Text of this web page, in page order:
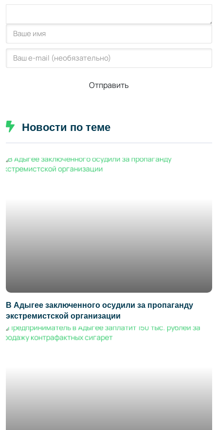
Отправить
Новости по теме
В Адыгее заключенного осудили за пропаганду
экстремистской организации